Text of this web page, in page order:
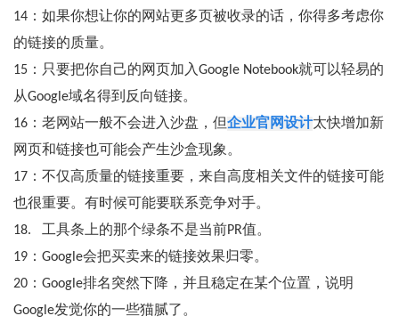
14：如果你想让你的网站更多页被收录的话，你得多考虑你
的链接的质量。
15：只要把你自己的网页加入Google Notebook就可以轻易的
从Google域名得到反向链接。
16：老网站一般不会进入沙盘，但企业官网设计太快增加新
网页和链接也可能会产生沙盒现象。
17：不仅高质量的链接重要，来自高度相关文件的链接可能
也很重要。有时候可能要联系竞争对手。
18. 工具条上的那个绿条不是当前PR值。
19：Google会把买卖来的链接效果归零。
20：Google排名突然下降，并且稳定在某个位置，说明
Google发觉你的一些猫腻了。